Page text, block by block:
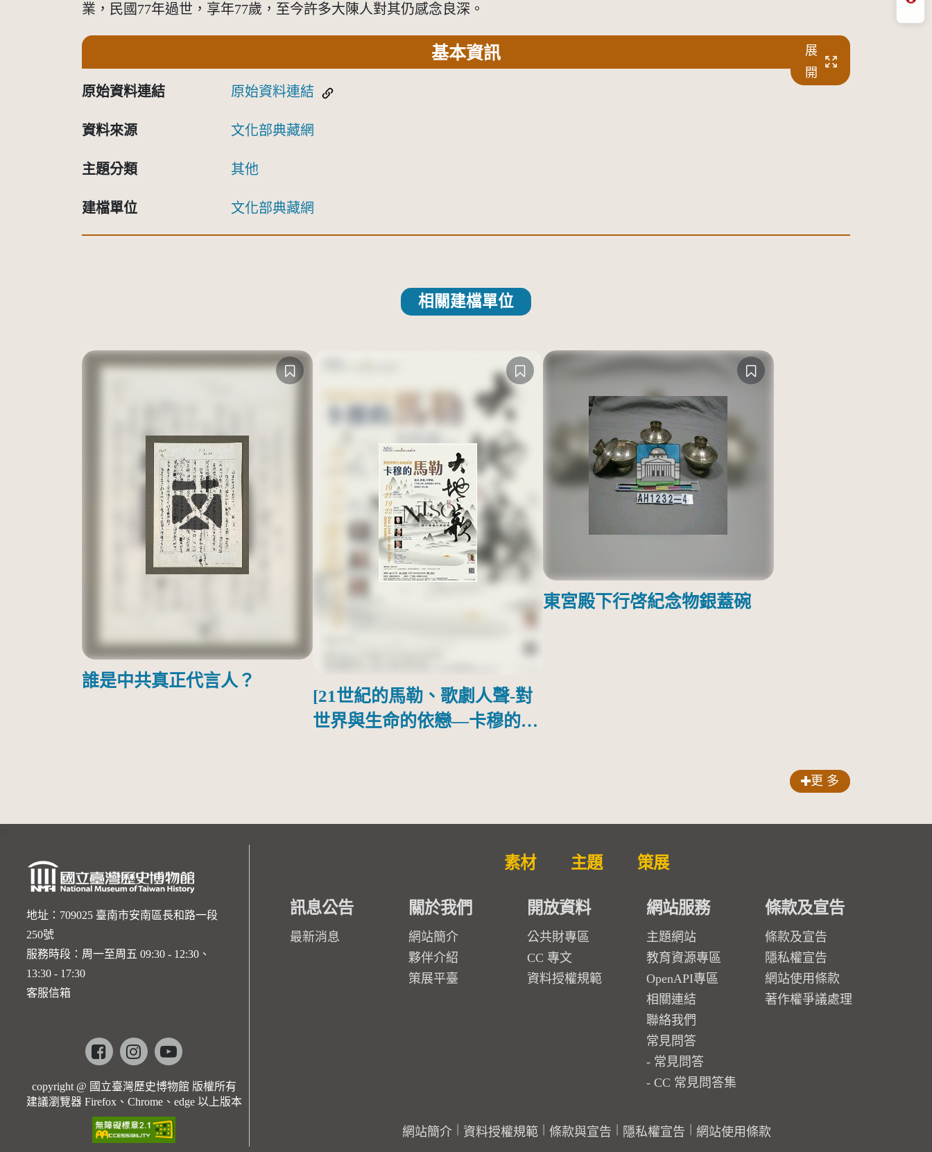
業，民國77年過世，享年77歲，至今許多大陳人對其仍感念良深。
基本資訊
展
開
原始資料連結 原始資料連結
資料來源 文化部典藏網
主題分類 其他
建檔單位 文化部典藏網
相關建檔單位
誰是中共真正代言人？
[21世紀的馬勒、歌劇人聲-對
世界與生命的依戀—卡穆的馬
東宮殿下行啓紀念物銀蓋碗
更 多
地址：709025 臺南市安南區長和路一段
250號
服務時段：周一至周五 09:30 - 12:30、
13:30 - 17:30
客服信箱
Facebookinstagramyoutube
copyright @ 國立臺灣歷史博物館 版權所有
建議瀏覽器 Firefox、Chrome、edge 以上版本
素材 主題 策展
訊息公告
最新消息
關於我們
網站簡介
夥伴介紹
策展平臺
開放資料
公共財專區
CC 專文
資料授權規範
網站服務
主題網站
教育資源專區
OpenAPI專區
相關連結
聯絡我們
常見問答
常見問答
CC 常見問答集
條款及宣告
條款及宣告
隱私權宣告
網站使用條款
著作權爭議處理
網站簡介 資料授權規範 條款與宣告 隱私權宣告 網站使用條款